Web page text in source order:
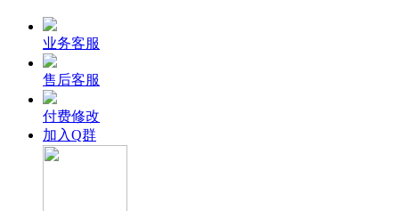
业务客服
售后客服
付费修改
加入Q群